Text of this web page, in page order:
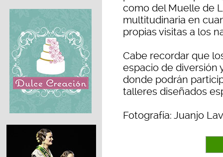
como del Muelle de
multitudinaria en
propias visitas a los
Cabe recordar que
espacio de diversión
donde podrán
talleres diseñados
Fotografía: Juanjo